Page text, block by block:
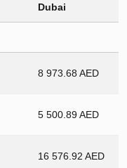
Dubai
8 973.68 AED
5 500.89 AED
16 576.92 AED